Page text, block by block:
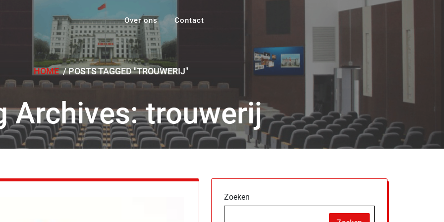
Over ons Contact
HOME/POSTS TAGGED "TROUWERIJ"
Archives: trouwerij
Zoeken